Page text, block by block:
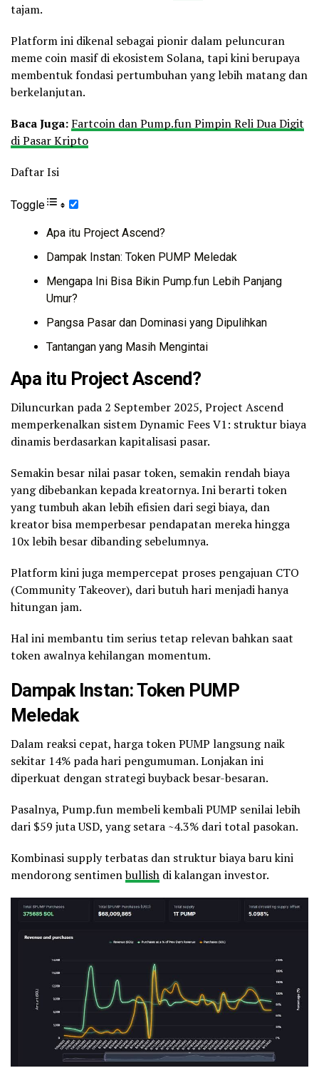
tajam.
Platform ini dikenal sebagai pionir dalam peluncuran
meme coin masif di ekosistem Solana, tapi kini berupaya
membentuk fondasi pertumbuhan yang lebih matang dan
berkelanjutan.
Baca Juga: Fartcoin dan Pump.fun Pimpin Reli Dua Digit
di Pasar Kripto
Daftar Isi
Toggle
Apa itu Project Ascend?
Dampak Instan: Token PUMP Meledak
Mengapa Ini Bisa Bikin Pump.fun Lebih Panjang
Umur?
Pangsa Pasar dan Dominasi yang Dipulihkan
Tantangan yang Masih Mengintai
Apa itu Project Ascend?
Diluncurkan pada 2 September 2025, Project Ascend
memperkenalkan sistem Dynamic Fees V1: struktur biaya
dinamis berdasarkan kapitalisasi pasar.
Semakin besar nilai pasar token, semakin rendah biaya
yang dibebankan kepada kreatornya. Ini berarti token
yang tumbuh akan lebih efisien dari segi biaya, dan
kreator bisa memperbesar pendapatan mereka hingga
10x lebih besar dibanding sebelumnya.
Platform kini juga mempercepat proses pengajuan CTO
(Community Takeover), dari butuh hari menjadi hanya
hitungan jam.
Hal ini membantu tim serius tetap relevan bahkan saat
token awalnya kehilangan momentum.
Dampak Instan: Token PUMP
Meledak
Dalam reaksi cepat, harga token PUMP langsung naik
sekitar 14% pada hari pengumuman. Lonjakan ini
diperkuat dengan strategi buyback besar-besaran.
Pasalnya, Pump.fun membeli kembali PUMP senilai lebih
dari $59 juta USD, yang setara ~4.3% dari total pasokan.
Kombinasi supply terbatas dan struktur biaya baru kini
mendorong sentimenbullish di kalangan investor.